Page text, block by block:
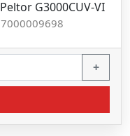
G3000CUV-VI
7000009698
+